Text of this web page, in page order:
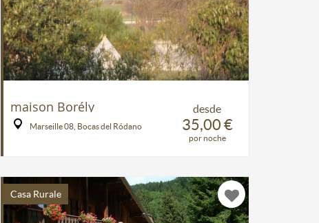
desde
35,00 €
por noche
maison Borély
Marseille 08, Bocas del Ródano
Casa Rurale